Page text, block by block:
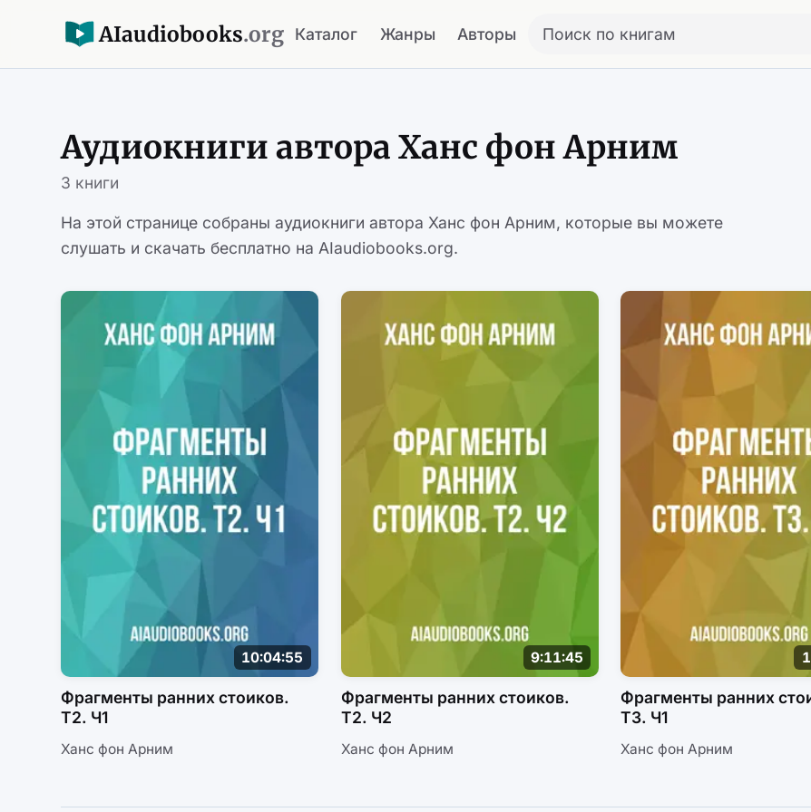
AIaudiobooks.org Каталог Жанры Авторы Поиск по книгам
Аудиокниги автора Ханс фон Арним
3 книги
На этой странице собраны аудиокниги автора Ханс фон Арним, которые вы можете
слушать и скачать бесплатно на AIaudiobooks.org.
10:04:55
Фрагменты ранних стоиков.
Т2. Ч1
Ханс фон Арним
9:11:45
Фрагменты ранних стоиков.
Т2. Ч2
Ханс фон Арним
Фрагменты ранних
Т3. Ч1
Ханс фон Арним